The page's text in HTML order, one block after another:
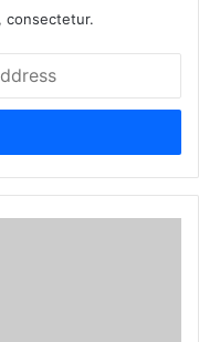
consectetur.